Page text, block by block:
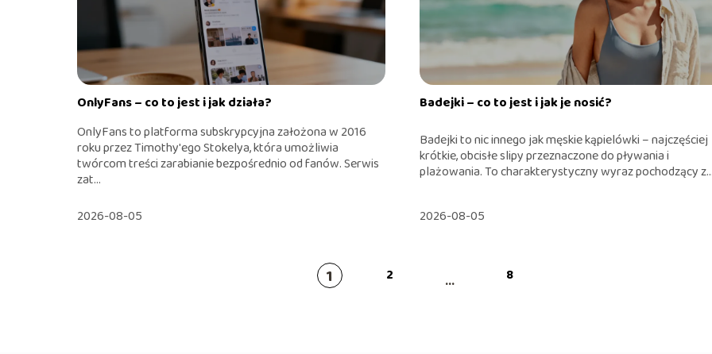
OnlyFans – co to jest i jak działa?
OnlyFans to platforma subskrypcyjna założona w 2016
roku przez Timothy'ego Stokelya, która umożliwia
twórcom treści zarabianie bezpośrednio od fanów. Serwis
zat...
2026-08-05
Badejki – co to jest i jak je nosić?
Badejki to nic innego jak męskie kąpielówki – najczęściej
krótkie, obcisłe slipy przeznaczone do pływania i
plażowania. To charakterystyczny wyraz pochodzący
2026-08-05
1 2 ... 8